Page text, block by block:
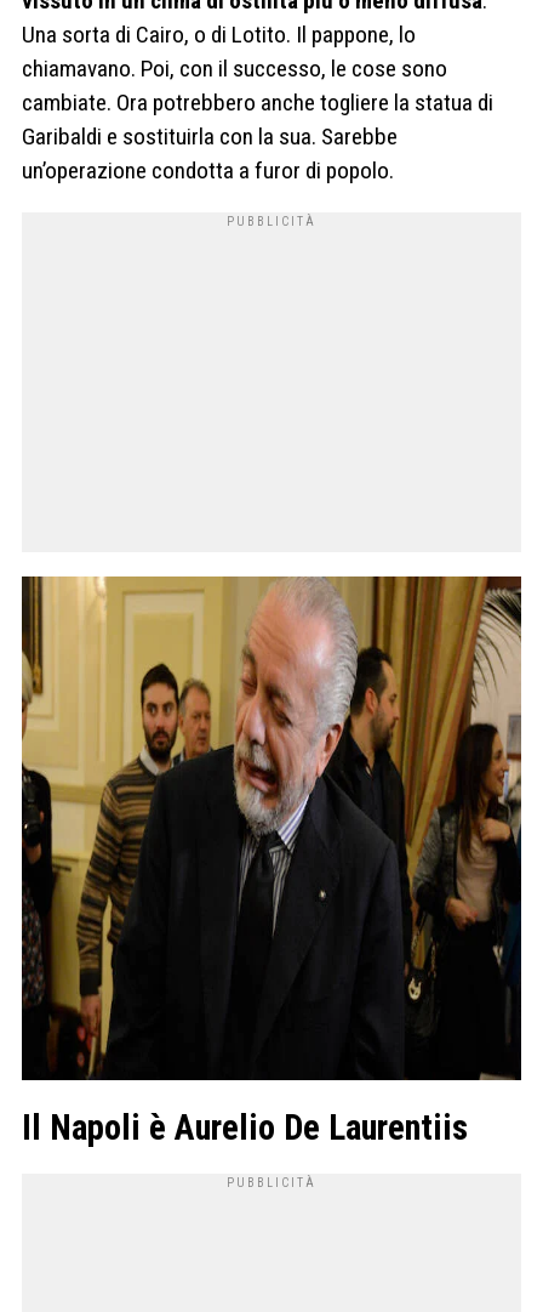
Una sorta di Cairo, o di Lotito. Il pappone, lo
chiamavano. Poi, con il successo, le cose sono
cambiate. Ora potrebbero anche togliere la statua di
Garibaldi e sostituirla con la sua. Sarebbe
un’operazione condotta a furor di popolo.
Il Napoli è Aurelio De Laurentiis